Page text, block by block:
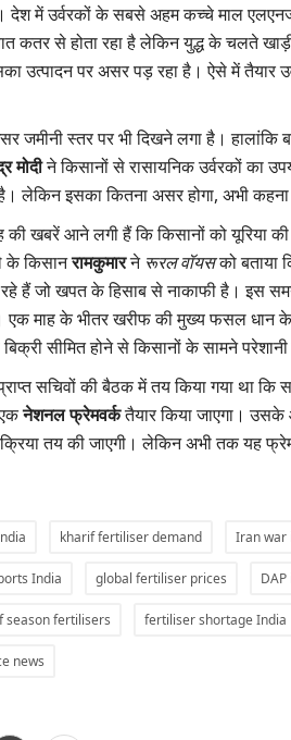
देश में उर्वरकों के सबसे अहम कच्चे माल
कतर से होता रहा है लेकिन युद्ध के चलते
उत्पादन पर असर पड़ रहा है। ऐसे में तैयार
जमीनी स्तर पर भी दिखने लगा है।
मोदीने किसानों से रासायनिक उर्वरकों का
लेकिन इसका कितना असर होगा, अभी
की खबरें आने लगी हैं कि किसानों को यूरिया
के किसानरामकुमारने रूरल वॉयसको बताया
रहे हैं जो खपत के हिसाब से नाकाफी है। इस
एक माह के भीतर खरीफ की मुख्य फसल धान के
सीमित होने से किसानों के सामने
सचिवों की बैठक में तय किया गया था कि
एकनेशनल फ्रेमवर्कतैयार किया जाएगा। उसके
तय की जाएगी। लेकिन अभी तक यह
kharif fertiliser demand Iran war
India global fertiliser prices
season fertilisers fertiliser shortage India
news